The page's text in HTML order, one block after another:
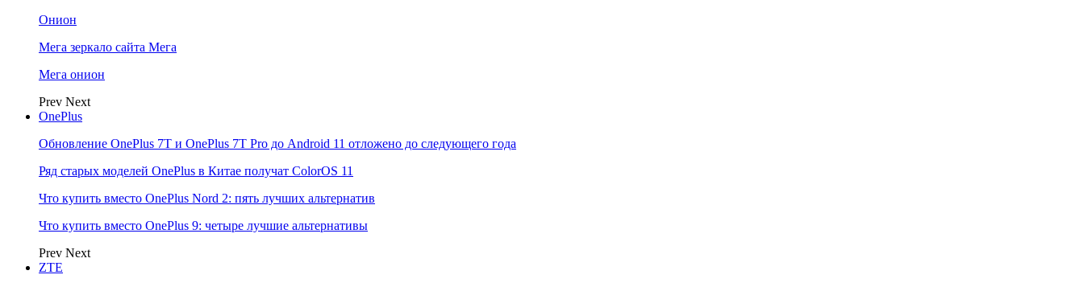
Онион
Мега зеркало сайта Мега
Мега онион
Prev Next
OnePlus
Обновление OnePlus 7T и OnePlus 7T Pro до Android 11 отложено до следующего года
Ряд старых моделей OnePlus в Китае получат ColorOS 11
Что купить вместо OnePlus Nord 2: пять лучших альтернатив
Что купить вместо OnePlus 9: четыре лучшие альтернативы
Prev Next
ZTE